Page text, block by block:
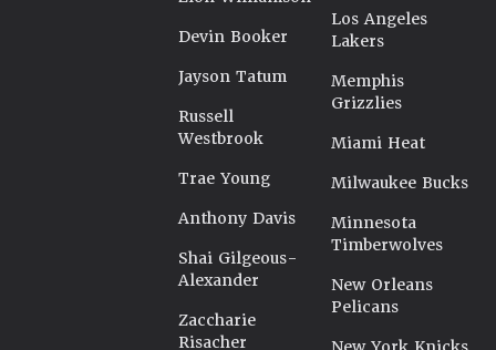
Devin Booker
Jayson Tatum
Russell
Westbrook
Trae Young
Anthony Davis
Shai Gilgeous-
Alexander
Zaccharie
Risacher
Los Angeles
Lakers
Memphis
Grizzlies
Miami Heat
Milwaukee Bucks
Minnesota
Timberwolves
New Orleans
Pelicans